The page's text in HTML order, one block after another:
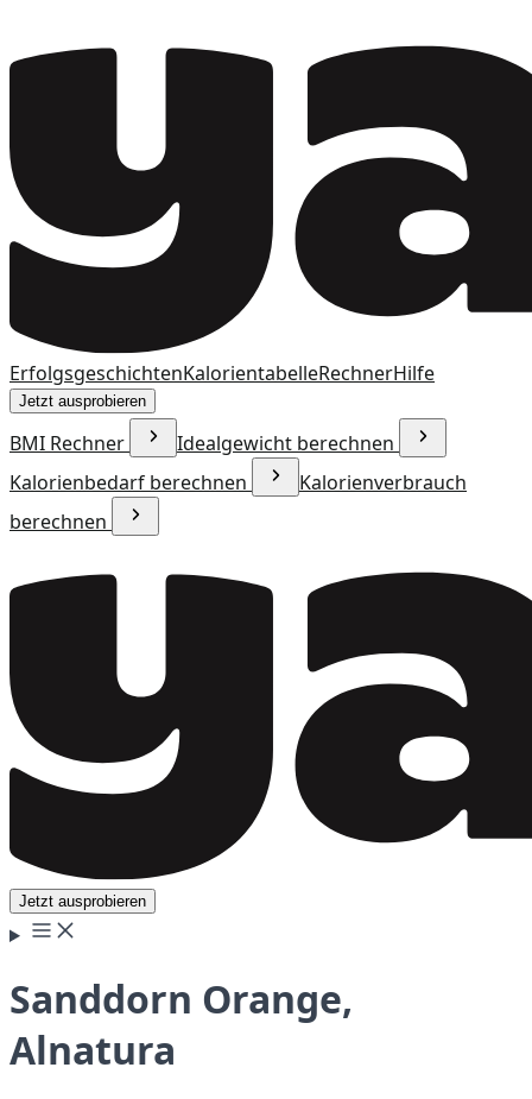
ErfolgsgeschichtenKalorientabelleRechnerHilfe
Jetzt ausprobieren
BMI Rechner
Idealgewicht berechnen
Kalorienbedarf berechnen
Kalorienverbrauch
berechnen
Jetzt ausprobieren
Sanddorn Orange,
Alnatura